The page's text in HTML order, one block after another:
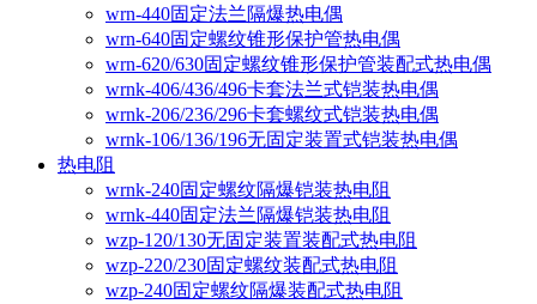
wrn-440固定法兰隔爆热电偶
wrn-640固定螺纹锥形保护管热电偶
wrn-620/630固定螺纹锥形保护管装配式热电偶
wrnk-406/436/496卡套法兰式铠装热电偶
wrnk-206/236/296卡套螺纹式铠装热电偶
wrnk-106/136/196无固定装置式铠装热电偶
热电阻
wrnk-240固定螺纹隔爆铠装热电阻
wrnk-440固定法兰隔爆铠装热电阻
wzp-120/130无固定装置装配式热电阻
wzp-220/230固定螺纹装配式热电阻
wzp-240固定螺纹隔爆装配式热电阻